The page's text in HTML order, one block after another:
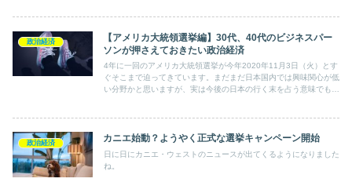
政治経済
【アメリカ大統領選挙編】30代、40代のビジネスパー
ソンが押さえておきたい政治経済
4年に一回のアメリカ大統領選挙が今年2020年11月3日（火）とす
ぐそこまで迫ってきています。まだまだ日本国内では興味関心が低
い分野かと思いますが、実は今後の日本の行く末を占う意味でも大
政治経済 カニエ始動？ようやく正式な選挙キャンペーン開始
日に日にカニエ・ウェストのニュースが出てくるようになりました
ね。